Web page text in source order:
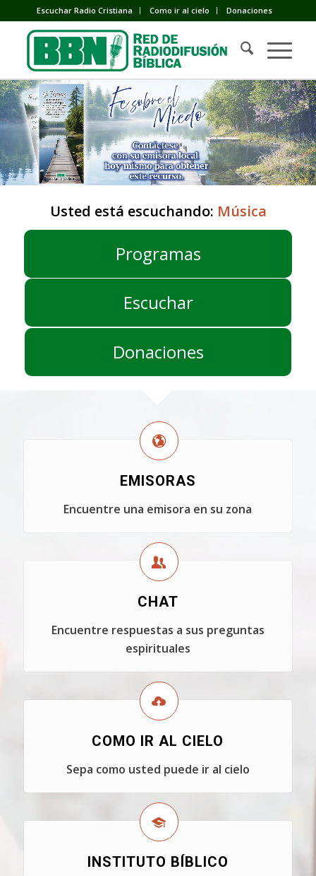
Escuchar Radio Cristiana Como ir al cielo Donaciones
Usted está escuchando: Música
Programas
Escuchar
Donaciones
EMISORAS
Encuentre una emisora en su zona
CHAT
Encuentre respuestas a sus preguntas
espirituales
COMO IR AL CIELO
Sepa como usted puede ir al cielo
INSTITUTO BÍBLICO